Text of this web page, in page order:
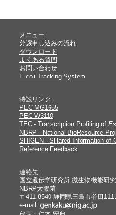
メニュー:
分譲申し込みの流れ
ダウンロード
よくある質問
お問い合わせ
E.coli Tracking System
特設リンク:
PEC MG1655
PEC W3110
TEC - Transcription Profiling of
NBRP - National BioResource
SHIGEN - SHared Information of
Reference Feedback
連絡先:
国立遺伝学研究所 微生物機能研
NBRP大腸菌
〒411-8540 静岡県三島市谷田
e-mail: